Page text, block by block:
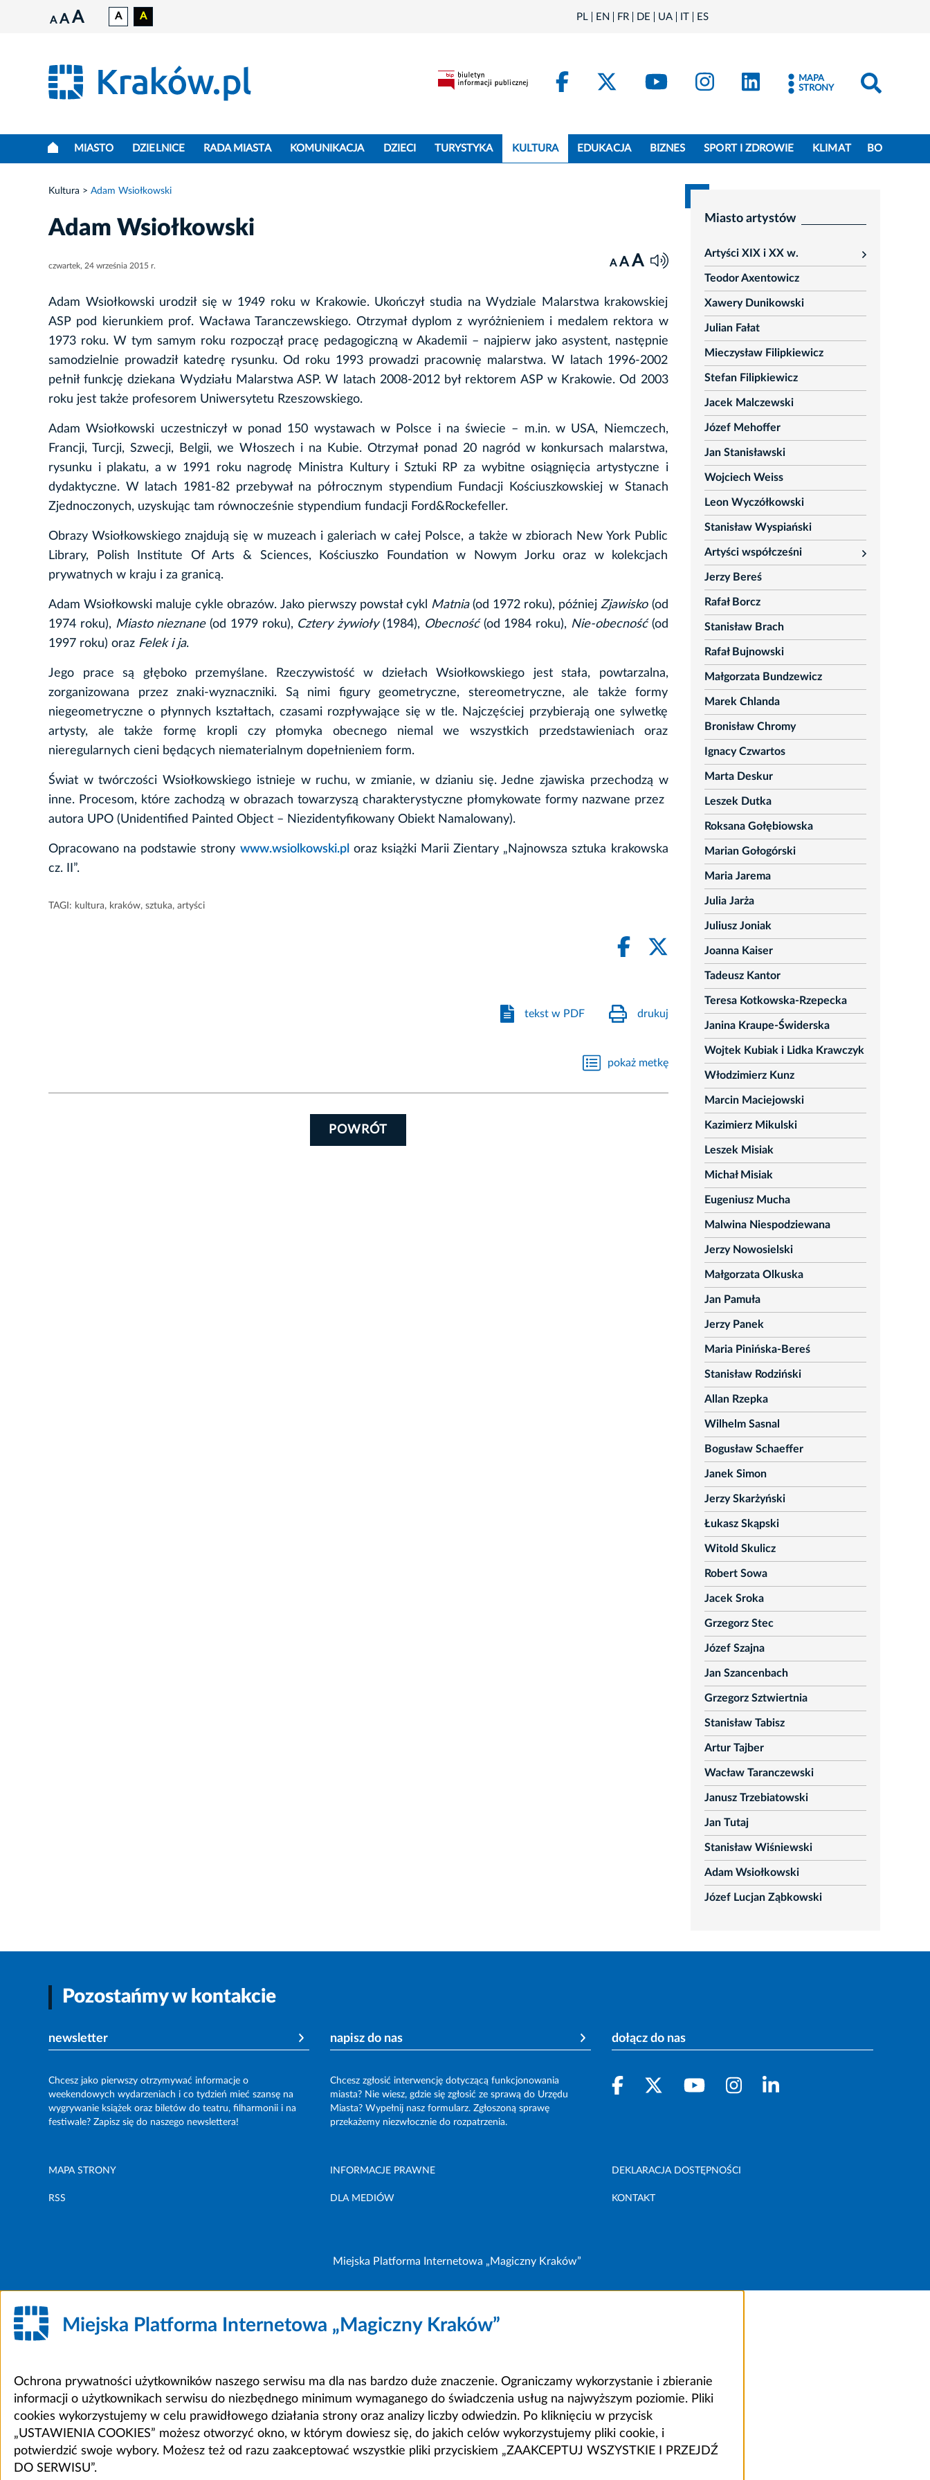
A A A A A PL EN FR DE UA IT ES
FacebookKraków - X
Kraków - YouTube
Kraków - Instagram
Kraków - LinkedIn
MAPA
STRONY
MIASTO DZIELNICE RADA MIASTA KOMUNIKACJA DZIECI TURYSTYKA KULTURA EDUKACJA BIZNES SPORT I ZDROWIE KLIMAT BO
Kultura Adam Wsiołkowski
Adam Wsiołkowski
czwartek, 24 września 2015 r. A A A
Adam Wsiołkowski urodził się w 1949 roku w Krakowie. Ukończył studia na Wydziale Malarstwa krakowskiej
ASP pod kierunkiem prof. Wacława Taranczewskiego. Otrzymał dyplom z wyróżnieniem i medalem rektora w
1973 roku. W tym samym roku rozpoczął pracę pedagogiczną w Akademii – najpierw jako asystent, następnie
samodzielnie prowadził katedrę rysunku. Od roku 1993 prowadzi pracownię malarstwa. W latach 1996-2002
pełnił funkcję dziekana Wydziału Malarstwa ASP. W latach 2008-2012 był rektorem ASP w Krakowie. Od 2003
roku jest także profesorem Uniwersytetu Rzeszowskiego.
Adam Wsiołkowski uczestniczył w ponad 150 wystawach w Polsce i na świecie – m.in. w USA, Niemczech,
Francji, Turcji, Szwecji, Belgii, we Włoszech i na Kubie. Otrzymał ponad 20 nagród w konkursach malarstwa,
rysunku i plakatu, a w 1991 roku nagrodę Ministra Kultury i Sztuki RP za wybitne osiągnięcia artystyczne i
dydaktyczne. W latach 1981-82 przebywał na półrocznym stypendium Fundacji Kościuszkowskiej w Stanach
Zjednoczonych, uzyskując tam równocześnie stypendium fundacji Ford&Rockefeller.
Obrazy Wsiołkowskiego znajdują się w muzeach i galeriach w całej Polsce, a także w zbiorach New York Public
Library, Polish Institute Of Arts & Sciences, Kościuszko Foundation w Nowym Jorku oraz w kolekcjach
prywatnych w kraju i za granicą.
Adam Wsiołkowski maluje cykle obrazów. Jako pierwszy powstał cykl Matnia(od 1972 roku), późniejZjawisko(od
1974 roku), Miasto nieznane(od 1979 roku), Cztery żywioły(1984), Obecność (od 1984 roku), Nie-obecność(od
1997 roku) oraz Felek i ja.
Jego prace są głęboko przemyślane. Rzeczywistość w dziełach Wsiołkowskiego jest stała, powtarzalna,
zorganizowana przez znaki-wyznaczniki. Są nimi figury geometryczne, stereometryczne, ale także formy
niegeometryczne o płynnych kształtach, czasami rozpływające się w tle. Najczęściej przybierają one sylwetkę
artysty, ale także formę kropli czy płomyka obecnego niemal we wszystkich przedstawieniach oraz
nieregularnych cieni będących niematerialnym dopełnieniem form.
Świat w twórczości Wsiołkowskiego istnieje w ruchu, w zmianie, w dzianiu się. Jedne zjawiska przechodzą w
inne. Procesom, które zachodzą w obrazach towarzyszą charakterystyczne płomykowate formy nazwane przez
autora UPO (Unidentified Painted Object – Niezidentyfikowany Obiekt Namalowany).
Opracowano na podstawie strony www.wsiolkowski.pl oraz książki Marii Zientary „Najnowsza sztuka krakowska
cz. II”.
TAGI: kultura, kraków, sztuka, artyści
tekst w PDF drukuj
pokaż metkę
POWRÓT
Miasto artystów
Artyści XIX i XX w.
rozwiń
Teodor Axentowicz
Xawery Dunikowski
Julian Fałat
Mieczysław Filipkiewicz
Stefan Filipkiewicz
Jacek Malczewski
Józef Mehoffer
Jan Stanisławski
Wojciech Weiss
Leon Wyczółkowski
Stanisław Wyspiański
Artyści współcześni
rozwiń
Jerzy Bereś
Rafał Borcz
Stanisław Brach
Rafał Bujnowski
Małgorzata Bundzewicz
Marek Chlanda
Bronisław Chromy
Ignacy Czwartos
Marta Deskur
Leszek Dutka
Roksana Gołębiowska
Marian Gołogórski
Maria Jarema
Julia Jarża
Juliusz Joniak
Joanna Kaiser
Tadeusz Kantor
Teresa Kotkowska-Rzepecka
Janina Kraupe-Świderska
Wojtek Kubiak i Lidka Krawczyk
Włodzimierz Kunz
Marcin Maciejowski
Kazimierz Mikulski
Leszek Misiak
Michał Misiak
Eugeniusz Mucha
Malwina Niespodziewana
Jerzy Nowosielski
Małgorzata Olkuska
Jan Pamuła
Jerzy Panek
Maria Pinińska-Bereś
Stanisław Rodziński
Allan Rzepka
Wilhelm Sasnal
Bogusław Schaeffer
Janek Simon
Jerzy Skarżyński
Łukasz Skąpski
Witold Skulicz
Robert Sowa
Jacek Sroka
Grzegorz Stec
Józef Szajna
Jan Szancenbach
Grzegorz Sztwiertnia
Stanisław Tabisz
Artur Tajber
Wacław Taranczewski
Janusz Trzebiatowski
Jan Tutaj
Stanisław Wiśniewski
Adam Wsiołkowski
Józef Lucjan Ząbkowski
Pozostańmy w kontakcie
newsletter
Chcesz jako pierwszy otrzymywać informacje o
weekendowych wydarzeniach i co tydzień mieć szansę na
wygrywanie książek oraz biletów do teatru, filharmonii i na
festiwale? Zapisz się do naszego newslettera!
napisz do nas
Chcesz zgłosić interwencję dotyczącą funkcjonowania
miasta? Nie wiesz, gdzie się zgłosić ze sprawą do Urzędu
Miasta? Wypełnij nasz formularz. Zgłoszoną sprawę
przekażemy niezwłocznie do rozpatrzenia.
dołącz do nas
MAPA STRONY INFORMACJE PRAWNE DEKLARACJA DOSTĘPNOŚCI
RSS DLA MEDIÓW KONTAKT
Miejska Platforma Internetowa „Magiczny Kraków”
Miejska Platforma Internetowa „Magiczny Kraków”
Ochrona prywatności użytkowników naszego serwisu ma dla nas bardzo duże znaczenie. Ograniczamy wykorzystanie i zbieranie
informacji o użytkownikach serwisu do niezbędnego minimum wymaganego do świadczenia usług na najwyższym poziomie. Pliki
cookies wykorzystujemy w celu prawidłowego działania strony oraz analizy liczby odwiedzin. Po kliknięciu w przycisk
„USTAWIENIA COOKIES” możesz otworzyć okno, w którym dowiesz się, do jakich celów wykorzystujemy pliki cookie, i
potwierdzić swoje wybory. Możesz też od razu zaakceptować wszystkie pliki przyciskiem „ZAAKCEPTUJ WSZYSTKIE I PRZEJDŹ
DO SERWISU”.